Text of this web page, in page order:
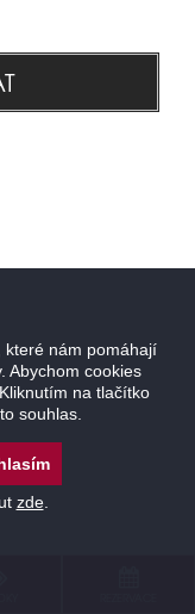
které nám pomáhají
Abychom cookies
na tlačítko
souhlas.
zde.